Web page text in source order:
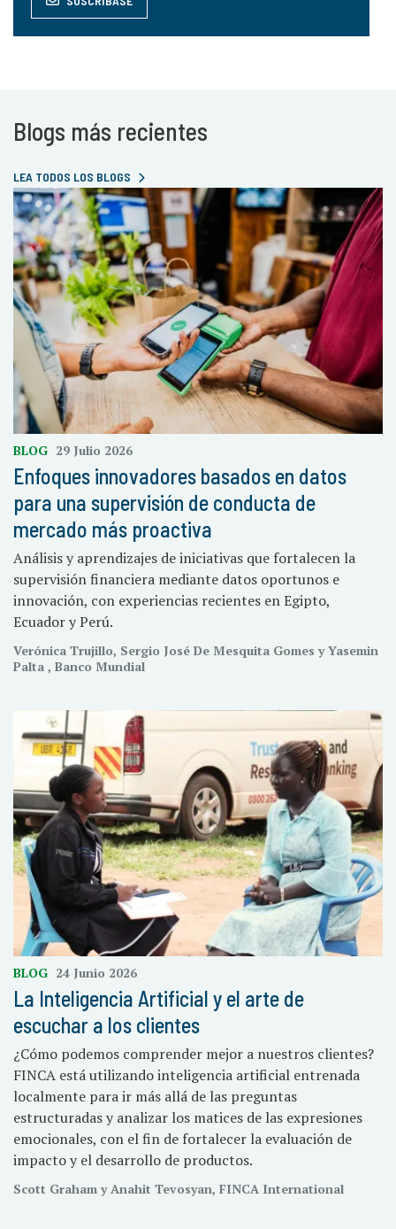
Blogs más recientes
LEA TODOS LOS BLOGS
BLOG 29 Julio 2026
Enfoques innovadores basados en datos
para una supervisión de conducta de
mercado más proactiva
Análisis y aprendizajes de iniciativas que fortalecen la
supervisión financiera mediante datos oportunos e
innovación, con experiencias recientes en Egipto,
Ecuador y Perú.
Verónica Trujillo, Sergio José De Mesquita Gomes y Yasemin
Palta , Banco Mundial
BLOG 24 Junio 2026
La Inteligencia Artificial y el arte de
escuchar a los clientes
¿Cómo podemos comprender mejor a nuestros clientes?
FINCA está utilizando inteligencia artificial entrenada
localmente para ir más allá de las preguntas
estructuradas y analizar los matices de las expresiones
emocionales, con el fin de fortalecer la evaluación de
impacto y el desarrollo de productos.
Scott Graham y Anahit Tevosyan, FINCA International